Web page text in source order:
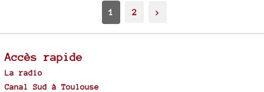
1 2 >
Accès rapide
La radio
Canal Sud à Toulouse